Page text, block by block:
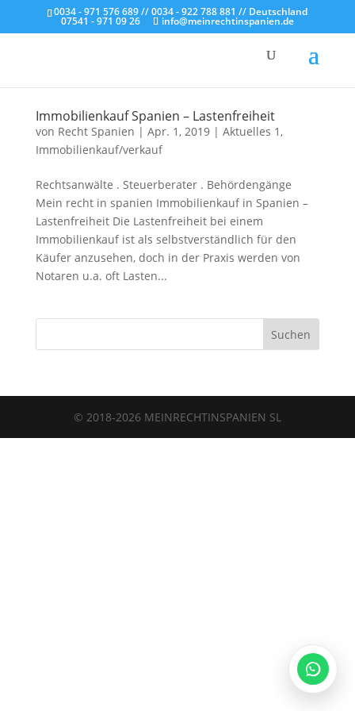
0034 - 971 576 689 // 0034 - 922 788 881 // Deutschland
07541 - 971 09 26 info@meinrechtinspanien.de
Immobilienkauf Spanien – Lastenfreiheit
von Recht Spanien | Apr. 1, 2019| Aktuelles 1,
Immobilienkauf/verkauf
Rechtsanwälte . Steuerberater . Behördengänge
Mein recht in spanien Immobilienkauf in Spanien –
Lastenfreiheit Die Lastenfreiheit bei einem
Immobilienkauf ist als selbstverständlich für den
Käufer anzusehen, doch in der Praxis werden von
Notaren u.a. oft Lasten...
© 2018-2026 MEINRECHTINSPANIEN SL
Legalium | Recht und Steuern Spanien